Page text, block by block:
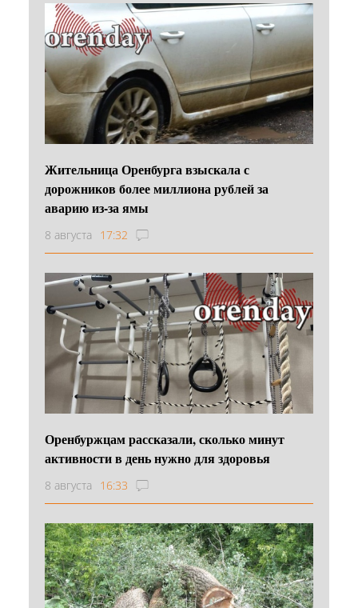
Жительница Оренбурга взыскала с
дорожников более миллиона рублей за
аварию из-за ямы
8 августа 17:32
Оренбуржцам рассказали, сколько минут
активности в день нужно для здоровья
8 августа 16:33